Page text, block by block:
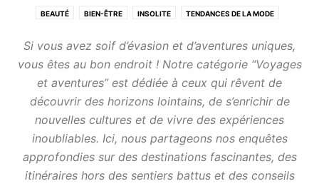
BEAUTÉ BIEN-ÊTRE INSOLITE TENDANCES DE LA MODE
Si vous avez soif d’évasion et d’aventures uniques,
vous êtes au bon endroit ! Notre catégorie “Voyages
et aventures” est dédiée à ceux qui rêvent de
découvrir des horizons lointains, de s’enrichir de
nouvelles cultures et de vivre des expériences
inoubliables. Ici, nous partageons nos enquêtes
approfondies sur des destinations fascinantes, des
itinéraires hors des sentiers battus et des conseils